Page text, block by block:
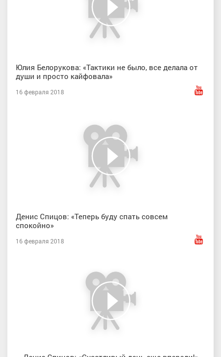
Юлия Белорукова: «Тактики не было, все делала от
души и просто кайфовала»
16 февраля 2018
Денис Спицов: «Теперь буду спать совсем
спокойно»
16 февраля 2018